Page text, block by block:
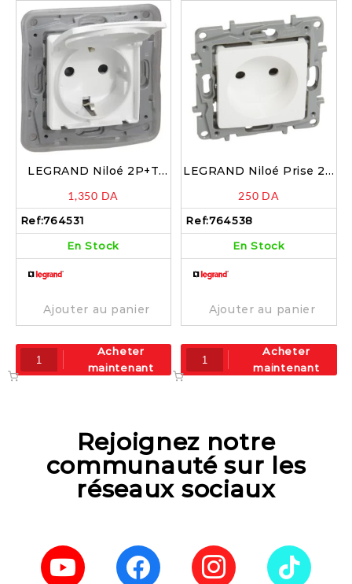
LEGRAND Niloé 2P+T
IP44 blanc – 764531
1,350 DA
Ref:764531
En Stock
Ajouter au panier
Acheter
maintenant
LEGRAND Niloé Prise 2P
764538
250 DA
Ref:764538
En Stock
Ajouter au panier
Acheter
maintenant
Rejoignez notre
communauté sur les
réseaux sociaux